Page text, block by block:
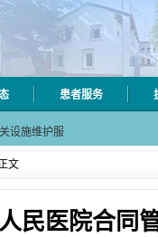
患者服务
对焦相机市
设施维护服
彩收官
分论坛助
设施维护服
文
民医院合同